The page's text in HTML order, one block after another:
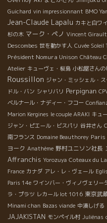
Guichard vin impressionnant BMO
Jean-Claude Lapalu カキと白ワ
杉の木 マーク・ペノ Vincent Girault
Descombes 世を動かす人 Cuvée Soleil
Président Nomura Unison Château
Atelier キューヴェ・桜島 小松屋さんの
Roussillon ジャン・ミッシェル・
ドル・バン シャリバリ Perpignan
ベルナール・ナディー・フコー
Marion Kergines le couple ARAKI キュ
ジャン・ピエール・ビスパリ 谷井さん
南フランス Domaine Beauthorey
ヨーク Anathème 野村ユニソン社長
Affranchis Yorozuya Coteaux du
France カナダ アレ・レ・ヴェール
Paris 14e ワインバー・ヴィノヴェリー
ラ・プラツ レカール lot 1016 東京武
Minami chan Bazas viande 中湊しげ
JAJAKISTAN モンペイル村 Juliénas